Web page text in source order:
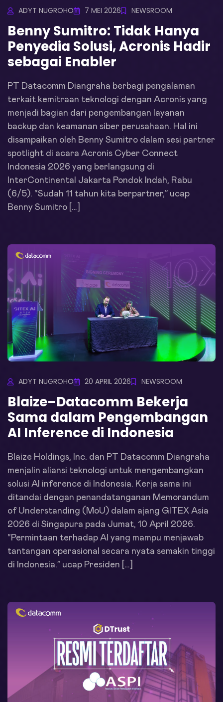
ADYT NUGROHO 7 MEI 2026 NEWSROOM
Benny Sumitro: Tidak Hanya
Penyedia Solusi, Acronis Hadir
sebagai Enabler
PT Datacomm Diangraha berbagi pengalaman
terkait kemitraan teknologi dengan Acronis yang
menjadi bagian dari pengembangan layanan
backup dan keamanan siber perusahaan. Hal ini
disampaikan oleh Benny Sumitro dalam sesi partner
spotlight di acara Acronis Cyber Connect
Indonesia 2026 yang berlangsung di
InterContinental Jakarta Pondok Indah, Rabu
(6/5). “Sudah 11 tahun kita berpartner,” ucap
Benny Sumitro […]
ADYT NUGROHO 20 APRIL 2026 NEWSROOM
Blaize–Datacomm Bekerja
Sama dalam Pengembangan
AI Inference di Indonesia
Blaize Holdings, Inc. dan PT Datacomm Diangraha
menjalin aliansi teknologi untuk mengembangkan
solusi AI inference di Indonesia. Kerja sama ini
ditandai dengan penandatanganan Memorandum
of Understanding (MoU) dalam ajang GITEX Asia
2026 di Singapura pada Jumat, 10 April 2026.
“Permintaan terhadap AI yang mampu menjawab
tantangan operasional secara nyata semakin tinggi
di Indonesia.” ucap Presiden […]